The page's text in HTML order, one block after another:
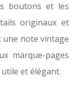
boutons et les
originaux et
une note vintage
marque-pages
et élégant.